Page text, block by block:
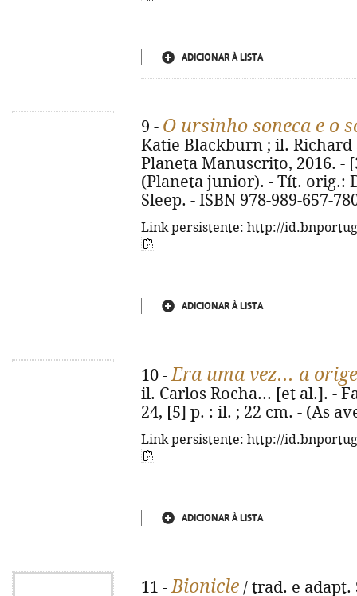
ADICIONAR À LISTA
9 - O ursinho soneca e o
Katie Blackburn ; il. Richard
Planeta Manuscrito, 2016. -
(Planeta junior). - Tít. orig.:
Sleep. - ISBN 978-989-657-
Link persistente: http://
ADICIONAR À LISTA
10 -Era uma vez... a
il. Carlos Rocha... [et al.]. -
24, [5] p. : il. ; 22 cm. - (As
Link persistente: http://
ADICIONAR À LISTA
11 -Bionicle / trad. e adapt.